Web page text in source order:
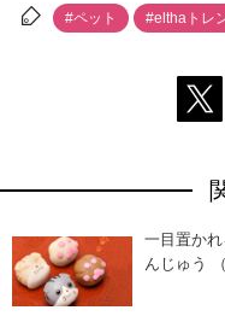
#ペット #elthaトレ
一目置か
んじゅう